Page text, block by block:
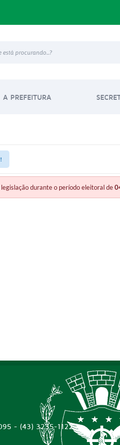
A PREFEITURA
durante o período eleitoral de
- (43) 3235-1122